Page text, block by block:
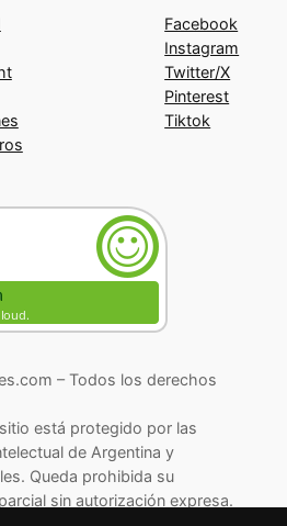
Facebook
Instagram
Twitter/X
Pinterest
Tiktok
– Todos los derechos
está protegido por las
de Argentina y
Queda prohibida su
sin autorización expresa.